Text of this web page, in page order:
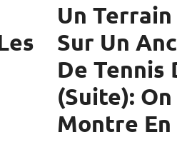
Un
Sur Un
De Tennis
(suite): On
Montre En